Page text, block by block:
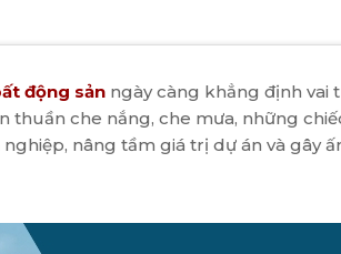
động sản ngày càng khẳng định
che nắng, che mưa, những
nâng tầm giá trị dự án và gây